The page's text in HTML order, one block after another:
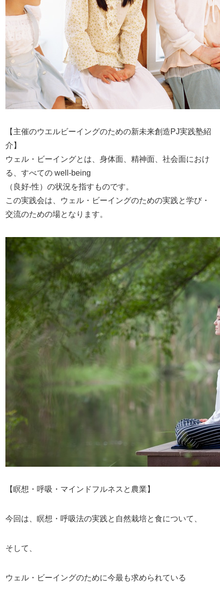
【主催のウエルビーイングのための新未来創造PJ実践塾紹
介】
ウェル・ビーイングとは、身体面、精神面、社会面におけ
る、すべての well-being
（良好-性）の状況を指すものです。
この実践会は、ウェル・ビーイングのための実践と学び・
交流のための場となります。
【瞑想・呼吸・マインドフルネスと農業】
今回は、瞑想・呼吸法の実践と自然栽培と食について、
そして、
ウェル・ビーイングのために今最も求められている